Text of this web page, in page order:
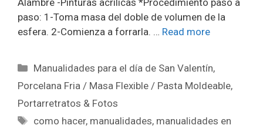
Alambre -Pinturas acrílicas *Procedimiento paso a
paso: 1-Toma masa del doble de volumen de la
esfera. 2-Comienza a forrarla. … Read more
Manualidades para el día de San Valentín,
Porcelana Fria / Masa Flexible / Pasta Moldeable,
Portarretratos & Fotos
como hacer, manualidades, manualidades en